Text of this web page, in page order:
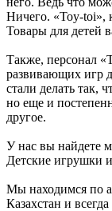
Ничего. «Toy-toi»,
Товары для детей
Также, персонал
развивающих игр
стали делать так,
но еще и
другое.
У нас вы найдете
Детские игрушки
Мы находимся по
Казахстан и